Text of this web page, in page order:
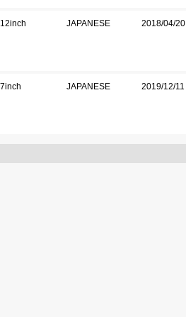
12inch JAPANESE 2018/04/20
7inch JAPANESE 2019/12/11